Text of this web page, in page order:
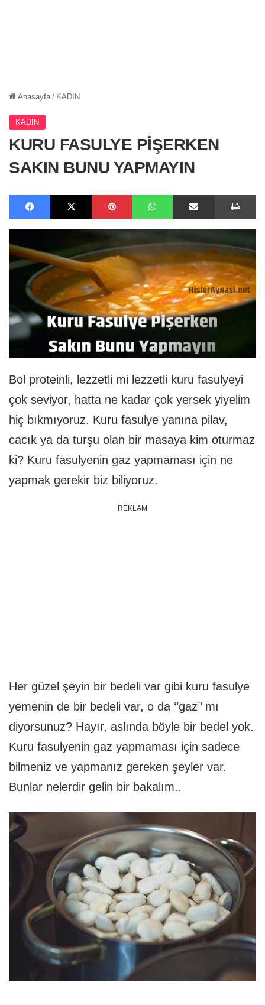
Anasayfa / KADIN
KADIN
KURU FASULYE PİŞERKEN
SAKIN BUNU YAPMAYIN
Facebook X Pinterest WhatsApp E-Posta ile paylaş
Bol proteinli, lezzetli mi lezzetli kuru fasulyeyi
çok seviyor, hatta ne kadar çok yersek yiyelim
hiç bıkmıyoruz. Kuru fasulye yanına pilav,
cacık ya da turşu olan bir masaya kim oturmaz
ki? Kuru fasulyenin gaz yapmaması için ne
yapmak gerekir biz biliyoruz.
REKLAM
Her güzel şeyin bir bedeli var gibi kuru fasulye
yemenin de bir bedeli var, o da ‘’gaz’’ mı
diyorsunuz? Hayır, aslında böyle bir bedel yok.
Kuru fasulyenin gaz yapmaması için sadece
bilmeniz ve yapmanız gereken şeyler var.
Bunlar nelerdir gelin bir bakalım..